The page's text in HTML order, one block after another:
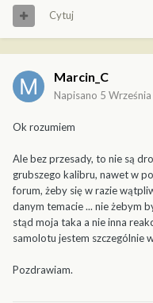
Cytuj
Marcin_C
Napisano 5
Ok rozumiem
Ale bez przesady, to nie są
grubszego kalibru, nawet w
forum, żeby się w razie
danym temacie ... nie żebym
stąd moja taka a nie inna
samolotu jestem szczególnie
Pozdrawiam.